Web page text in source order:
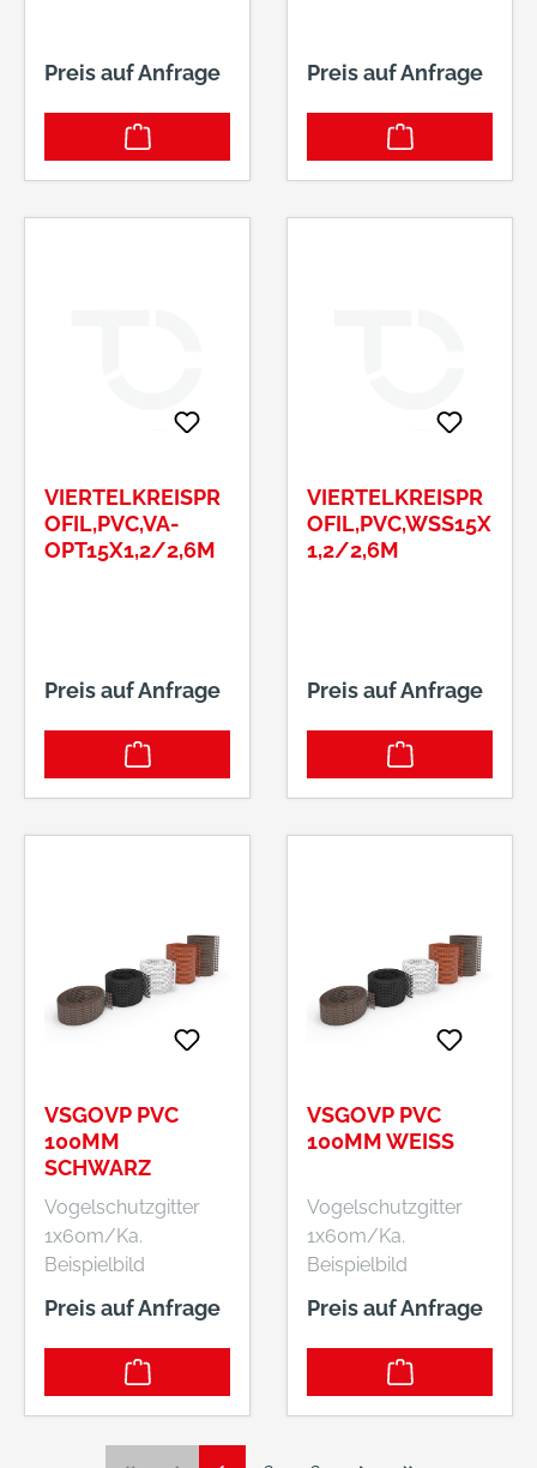
Preis auf Anfrage Preis auf Anfrage
VIERTELKREISPR
OFIL,PVC,VA-
OPT15X1,2/2,6M
Preis auf Anfrage
VIERTELKREISPR
OFIL,PVC,WSS15X1
,2/2,6M
Preis auf Anfrage
VSGOVP PVC
100MM
SCHWARZ
Vogelschutzgitter
1x60m/Ka.
Beispielbild
Preis auf Anfrage
VSGOVP PVC
100MM WEISS
Vogelschutzgitter
1x60m/Ka.
Beispielbild
Preis auf Anfrage